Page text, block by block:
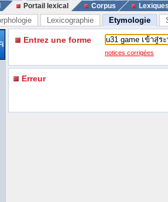
Portail lexical Corpus
Lexicographie Etymologie
Entrez une forme
notices corrigées
Erreur